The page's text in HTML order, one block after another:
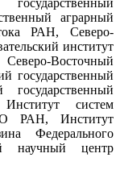
аграрный
РАН, Северо-
институт
Восточный
государственный
государственный
систем
РАН, Институт
Федерального
научный центр